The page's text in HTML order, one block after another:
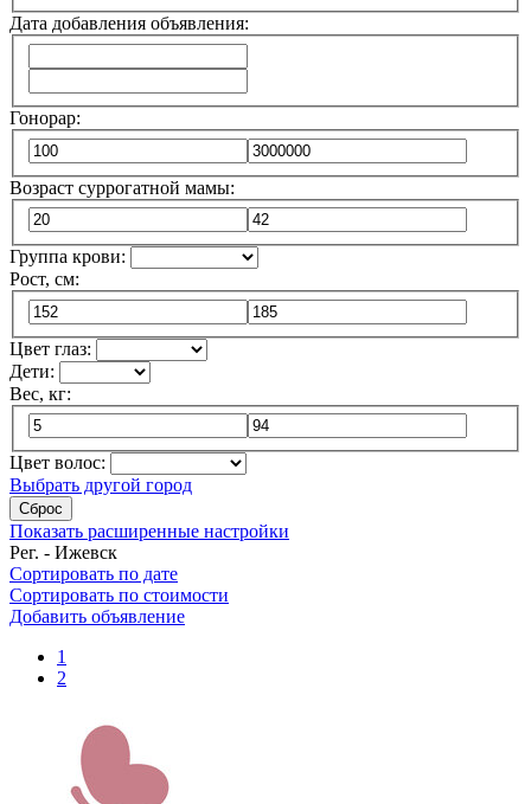
Дата добавления объявления:
Гонорар:
Возраст суррогатной мамы:
Группа крови:
Рост, см:
Цвет глаз:
Дети:
Вес, кг:
Цвет волос:
Выбрать другой город
Сброс
Показать расширенные настройки
Рег. - Ижевск
Сортировать по дате
Сортировать по стоимости
Добавить объявление
1
2